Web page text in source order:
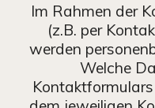
Im Rahmen der
(z.B. per
werden
Welche